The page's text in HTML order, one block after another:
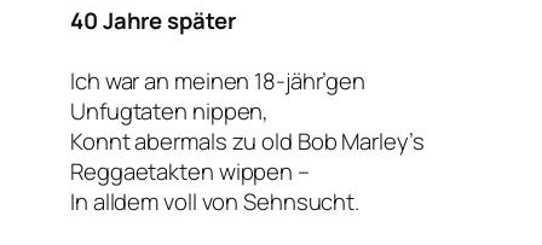
40 Jahre später
Ich war an meinen 18-jähr’gen
Unfugtaten nippen,
Konnt abermals zu old Bob Marley’s
Reggaetakten wippen –
In alldem voll von Sehnsucht.